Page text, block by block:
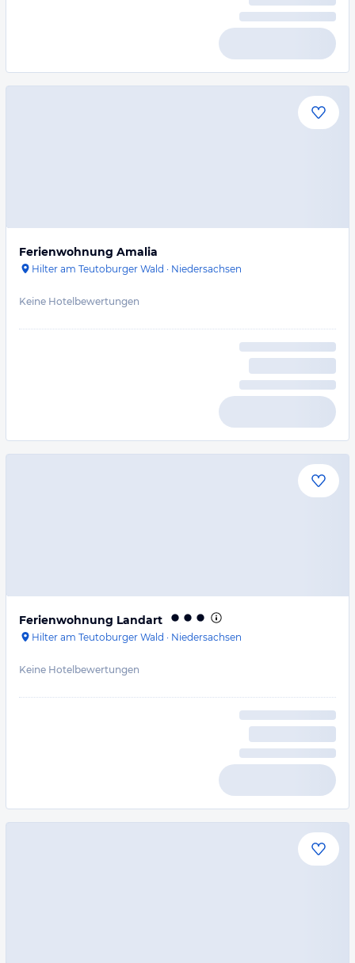
Ferienwohnung Amalia
Hilter am Teutoburger Wald · Niedersachsen
Keine Hotelbewertungen
Ferienwohnung Landart
Hilter am Teutoburger Wald · Niedersachsen
Keine Hotelbewertungen